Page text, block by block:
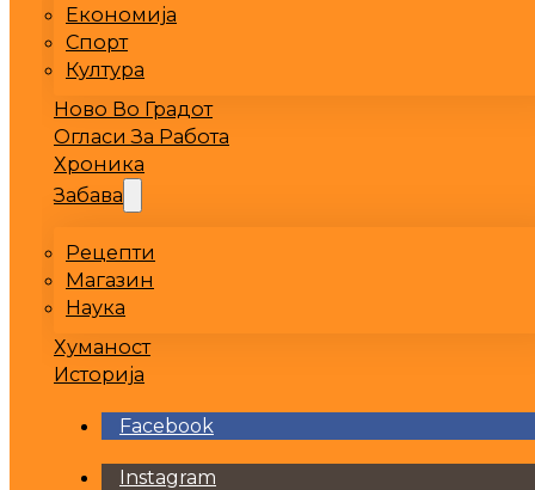
Економија
Спорт
Култура
Ново Во Градот
Огласи За Работа
Хроника
Забава
Рецепти
Магазин
Наука
Хуманост
Историја
Facebook
Instagram